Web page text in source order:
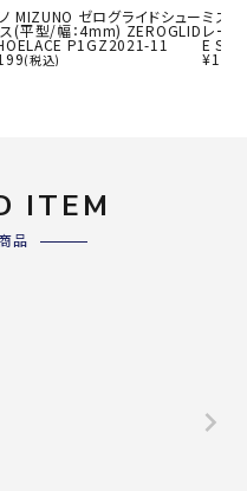
MIZUNO ゼログライドシュー
ス(平型/幅：4mm) ZEROGLID
P1GZ2021-11
(税込)
ミズ
レー
E
¥
ITEM
品